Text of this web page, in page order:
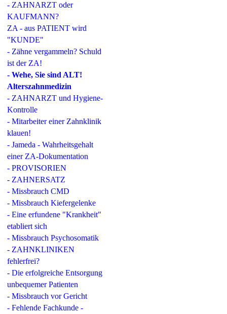
- ZAHNARZT oder
KAUFMANN?
ZA - aus PATIENT wird
"KUNDE"
- Zähne vergammeln? Schuld
ist der ZA!
- Wehe, Sie sind ALT!
Alterszahnmedizin
- ZAHNARZT und Hygiene-
Kontrolle
- Mitarbeiter einer Zahnklinik
klauen!
- Jameda - Wahrheitsgehalt
einer ZA-Dokumentation
- PROVISORIEN
- ZAHNERSATZ
- Missbrauch CMD
- Missbrauch Kiefergelenke
- Eine erfundene "Krankheit"
etabliert sich
- Missbrauch Psychosomatik
- ZAHNKLINIKEN
fehlerfrei?
- Die erfolgreiche Entsorgung
unbequemer Patienten
- Missbrauch vor Gericht
- Fehlende Fachkunde -